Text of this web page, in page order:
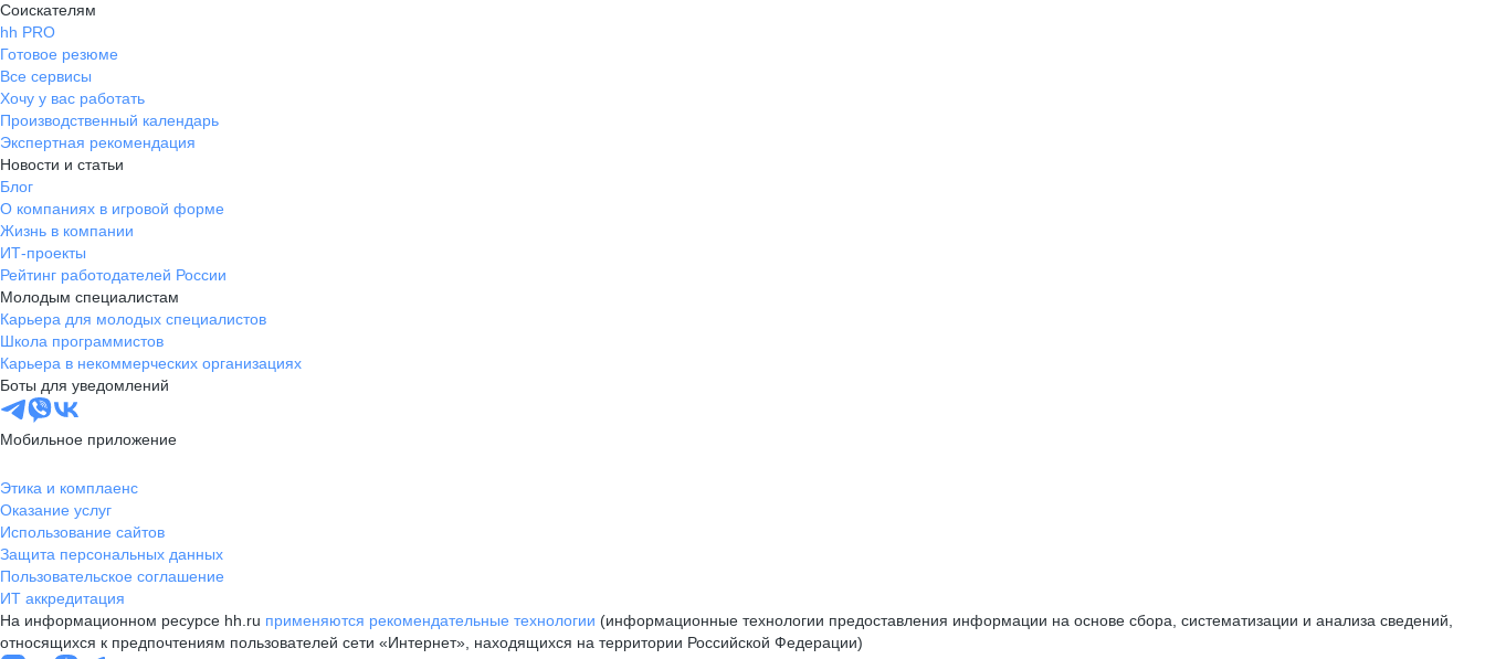
Соискателям
hh PRO
Готовое резюме
Все сервисы
Хочу у вас работать
Производственный календарь
Экспертная рекомендация
Новости и статьи
Блог
О компаниях в игровой форме
Жизнь в компании
ИТ-проекты
Рейтинг работодателей России
Молодым специалистам
Карьера для молодых специалистов
Школа программистов
Карьера в некоммерческих организациях
Боты для уведомлений
Мобильное приложение
Этика и комплаенс
Оказание услуг
Использование сайтов
Защита персональных данных
Пользовательское соглашение
ИТ аккредитация
На информационном ресурсе hh.ru применяются рекомендательные технологии (информационные технологии предоставления информации на основе сбора, систематизации и анализа сведений,
относящихся к предпочтениям пользователей сети «Интернет», находящихся на территории Российской Федерации)